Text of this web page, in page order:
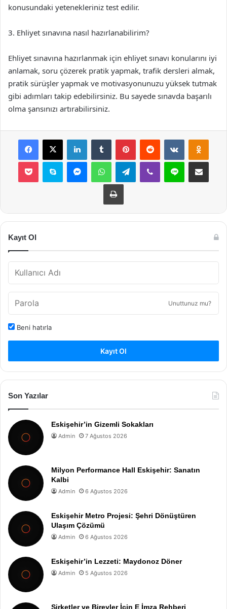
konusundaki yetenekleriniz test edilir.
3. Ehliyet sınavına nasıl hazırlanabilirim?
Ehliyet sınavına hazırlanmak için ehliyet sınavı konularını iyi
anlamak, soru çözerek pratik yapmak, trafik dersleri almak,
pratik sürüşler yapmak ve motivasyonunuzu yüksek tutmak
gibi adımları takip edebilirsiniz. Bu sayede sınavda başarılı
olma şansınızı artırabilirsiniz.
Facebook
X LinkedInTumblr PinterestReddit VKontakte
Pocket Skype MessengerWhatsAppTelegramViber Line E-Posta ile
Yazdır
Kayıt Ol
Unuttunuz mu?
Beni hatırla
Kayıt Ol
Son Yazılar
Eskişehir’in Gizemli Sokakları
Admin 7 Ağustos 2026
Milyon Performance Hall Eskişehir: Sanatın
Kalbi
Admin 6 Ağustos 2026
Eskişehir Metro Projesi: Şehri Dönüştüren
Ulaşım Çözümü
Admin 6 Ağustos 2026
Eskişehir’in Lezzeti: Maydonoz Döner
Admin 5 Ağustos 2026
Şirketler ve Bireyler İçin E İmza Rehberi